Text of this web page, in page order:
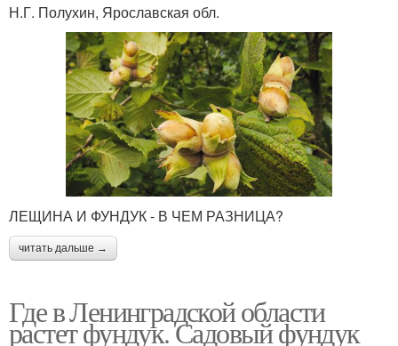
Н.Г. Полухин, Ярославская обл.
ЛЕЩИНА И ФУНДУК - В ЧЕМ РАЗНИЦА?
читать дальше →
Где в Ленинградской области
растет фундук. Садовый фундук